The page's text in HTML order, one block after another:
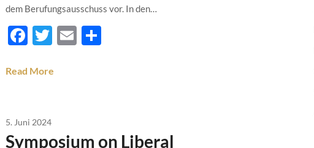
dem Berufungsausschuss vor. In den…
Facebook
Twitter
EmailTeilen
Read More
5. Juni 2024
Symposium on Liberal